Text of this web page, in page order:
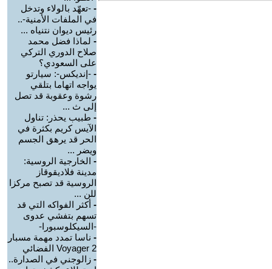
- -تعهّد بالولاء وتدخل
في الملفات الأمنية-..
رئيس ديوان نتنياه ...
- لماذا فضل محمد
صلاح الدوري التركي
على السعودي؟
- -إنديكس-: سيارتو
يواجه اتهاما بتلقي
رشوة وعقوبة قد تصل
إلى ث ...
- طبيب يحذر: تناول
الآيس كريم بكثرة في
الحر قد يرهق الجسم
ويضر ...
- الخارجية الروسية:
مدينة فلاديقوقاز
الروسية قد تصبح مركزا
للن ...
- أكثر الفواكه التي قد
تسهم بتفشي عدوى
-السيكلوسبورا-
- ناسا تمدد مهمة مسبار
Voyager 2 الفضائي
- زالوجني في الصدارة..